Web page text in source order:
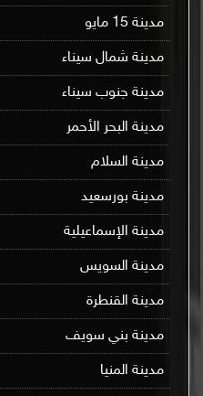
مدينة 15 مايو
مدينة شمال سيناء
مدينة جنوب سيناء
مدينة البحر الأحمر
مدينة السلام
مدينة بورسعيد
مدينة الإسماعيلية
مدينة السويس
مدينة القنطرة
مدينة بني سويف
مدينة المنيا